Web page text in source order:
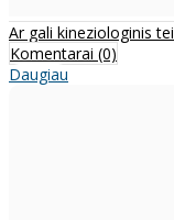
Ar gali kineziologinis
Komentarai (0)
Daugiau